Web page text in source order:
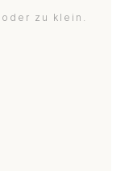
zu klein.